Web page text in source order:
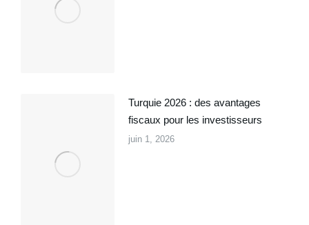
Turquie 2026 : des avantages
fiscaux pour les investisseurs
juin 1, 2026